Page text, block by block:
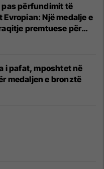
pas përfundimit të
Një medalje e
premtuese për
i pafat, mposhtet në
medaljen e bronztë